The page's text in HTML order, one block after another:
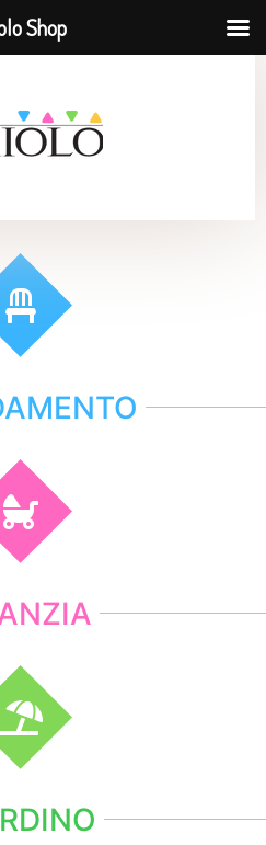
Shop